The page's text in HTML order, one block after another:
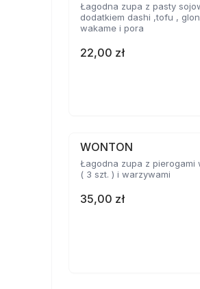
Łagodna zupa z pasty
dodatkiem dashi ,tofu ,
wakame i pora
22,00 zł
WONTON
Łagodna zupa z pierogami
( 3 szt. ) i warzywami
35,00 zł